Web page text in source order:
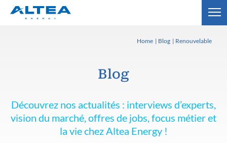
Home Blog Renouvelable
Blog
Découvrez nos actualités : interviews d’experts,
vision du marché, offres de jobs, focus métier et
la vie chez Altea Energy !